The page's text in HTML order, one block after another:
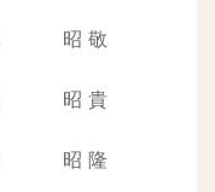
昭 敬
昭 貴
昭 隆